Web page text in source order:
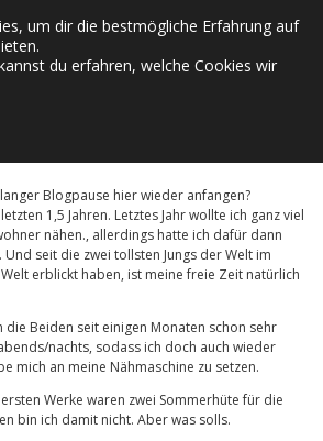
Blogpause hier wieder anfangen?
1,5 Jahren. Letztes Jahr wollte ich ganz viel
nähen., allerdings hatte ich dafür dann
seit die zwei tollsten Jungs der Welt im
erblickt haben, ist meine freie Zeit natürlich
die Beiden seit einigen Monaten schon sehr
nachts, sodass ich doch auch wieder
mich an meine Nähmaschine zu setzen.
Werke waren zwei Sommerhüte für die
bin ich damit nicht. Aber was solls.
um dir die bestmögliche Erfahrung auf
du erfahren, welche Cookies wir